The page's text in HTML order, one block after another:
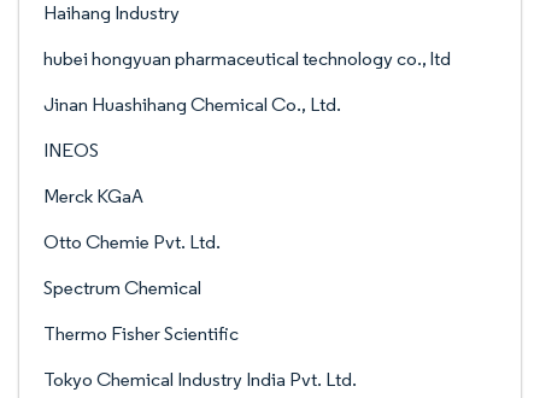
Haihang Industry
hubei hongyuan pharmaceutical technology co., ltd
Jinan Huashihang Chemical Co., Ltd.
INEOS
Merck KGaA
Otto Chemie Pvt. Ltd.
Spectrum Chemical
Thermo Fisher Scientific
Tokyo Chemical Industry India Pvt. Ltd.